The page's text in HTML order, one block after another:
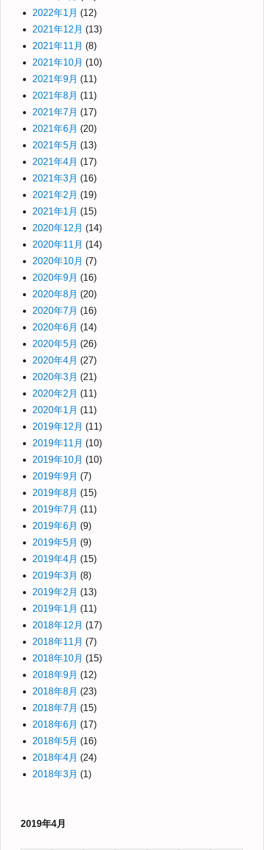
2022年1月 (12)
2021年12月 (13)
2021年11月 (8)
2021年10月 (10)
2021年9月 (11)
2021年8月 (11)
2021年7月 (17)
2021年6月 (20)
2021年5月 (13)
2021年4月 (17)
2021年3月 (16)
2021年2月 (19)
2021年1月 (15)
2020年12月 (14)
2020年11月 (14)
2020年10月 (7)
2020年9月 (16)
2020年8月 (20)
2020年7月 (16)
2020年6月 (14)
2020年5月 (26)
2020年4月 (27)
2020年3月 (21)
2020年2月 (11)
2020年1月 (11)
2019年12月 (11)
2019年11月 (10)
2019年10月 (10)
2019年9月 (7)
2019年8月 (15)
2019年7月 (11)
2019年6月 (9)
2019年5月 (9)
2019年4月 (15)
2019年3月 (8)
2019年2月 (13)
2019年1月 (11)
2018年12月 (17)
2018年11月 (7)
2018年10月 (15)
2018年9月 (12)
2018年8月 (23)
2018年7月 (15)
2018年6月 (17)
2018年5月 (16)
2018年4月 (24)
2018年3月 (1)
2019年4月